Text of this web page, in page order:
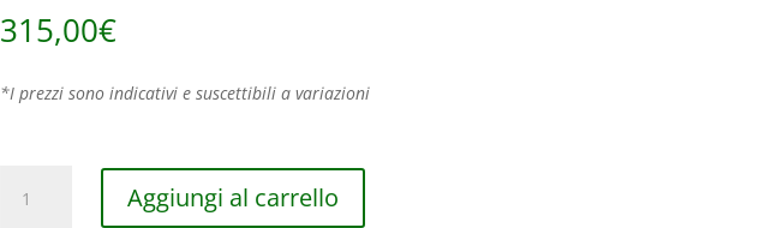
315,00€
*I prezzi sono indicativi e suscettibili a variazioni
BURATO
Aggiungi al carrello